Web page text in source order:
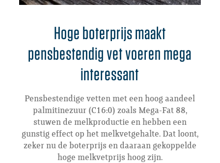
Hoge boterprijs maakt
pensbestendig vet voeren mega
interessant
Pensbestendige vetten met een hoog aandeel
palmitinezuur (C16:0) zoals Mega-Fat 88,
stuwen de melkproductie en hebben een
gunstig effect op het melkvetgehalte. Dat loont,
zeker nu de boterprijs en daaraan gekoppelde
hoge melkvetprijs hoog zijn.